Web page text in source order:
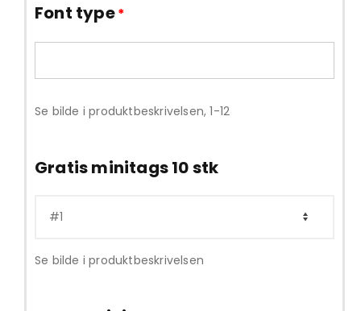
Font type*
Se bilde i produktbeskrivelsen, 1-12
Gratis minitags 10 stk
Se bilde i produktbeskrivelsen